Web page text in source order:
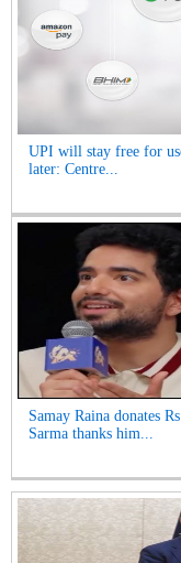
UPI will stay free for
later: Centre...
Samay Raina donates
Sarma thanks him...